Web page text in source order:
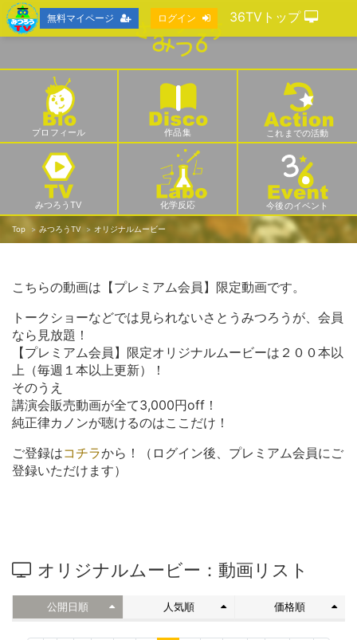
プロフィール 作品集 これまでの活動
みつろうTV 化学反応 今後のイベント
Top みつろうTV オリジナルムービー
こちらの動画は【プレミアム会員】限定動画です。
トークショーなどでは見られないさとうみつろうが、会員
なら見放題！
【プレミアム会員】限定オリジナルムービーは２００本以
上（毎週１本以上更新）！
そのうえ
講演会販売動画が全て3,000円off！
純正律カノンが聴けるのはここだけ！
ご登録はコチラから！（ログイン後、プレミアム会員にご
登録いただけます）
オリジナルムービー：動画リスト
公開日順 人気順 価格順
無料マイページ ログイン 36TVトップ